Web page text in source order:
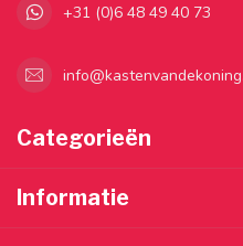
+31 (0)6 48 49 40 73
Categorieën
Informatie